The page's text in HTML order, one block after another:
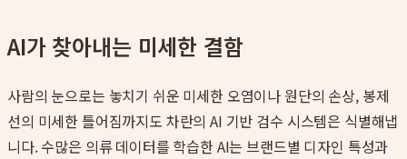
AI가 찾아내는 미세한 결함
사람의 눈으로는 놓치기 쉬운 미세한 오염이나 원단의 손상, 봉제
선의 미세한 틀어짐까지도 차란의 AI 기반 검수 시스템은 식별해냅
니다. 수많은 의류 데이터를 학습한 AI는 브랜드별 디자인 특성과